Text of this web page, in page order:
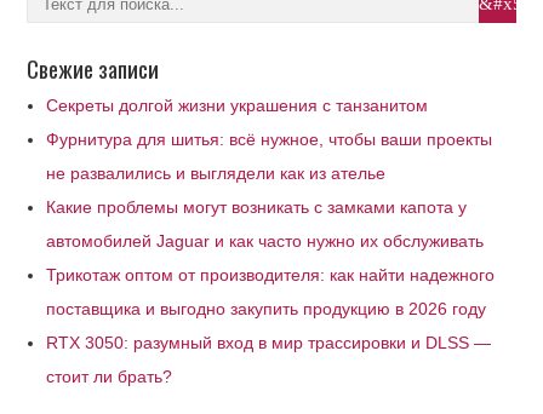
Свежие записи
Секреты долгой жизни украшения с танзанитом
Фурнитура для шитья: всё нужное, чтобы ваши проекты
не развалились и выглядели как из ателье
Какие проблемы могут возникать с замками капота у
автомобилей Jaguar и как часто нужно их обслуживать
Трикотаж оптом от производителя: как найти надежного
поставщика и выгодно закупить продукцию в 2026 году
RTX 3050: разумный вход в мир трассировки и DLSS —
стоит ли брать?